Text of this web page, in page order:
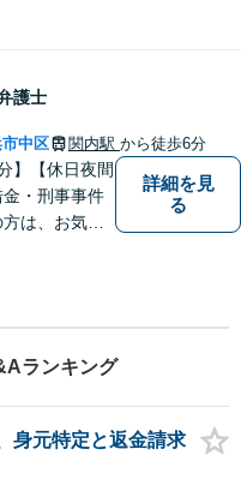
うなことか
方も、お気
さい。
護士
中区 関内駅 から徒歩6分
】【休日夜間
・刑事事件
は、お気軽
詳細を見
る
ランキング
身元特定と返金請求